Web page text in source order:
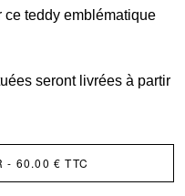
ce teddy emblématique
seront livrées à partir
- 60.00 € TTC